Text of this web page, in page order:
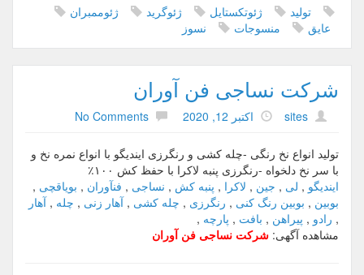
تولید ژئوتکستایل ژئوگرید
ژئوممبران
عایق
منسوجات نسوز
شرکت نساجی فن آوران
اکتبر 12, 2020 No Comments sites
تولید انواع نخ رنگی -چله کشی و رنگرزی ایندیگو با انواع نمره نخ و
با سر نخ دلخواه -رنگرزی پنبه لاکرا با حفظ کش ۱۰۰٪
ایندیگو , لی , جین , لاکرا , پنبه کش , نساجی , فنآوران , بویاقچی ,
بوبین , بوبین رنگ کنی , رنگرزی , چله کشی ,آهار زنی , چله ,آهار
, رادو , پیراهن , بافت , پارچه ,
مشاهده آگهی: شرکت نساجی فن آوران